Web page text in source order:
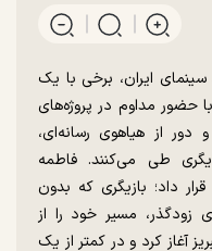
ایران، برخی با یک
مداوم در پروژه‌های
از هیاهوی رسانه‌ای،
طی می‌کنند. فاطمه
داد؛ بازیگری که بدون
زودگذر، مسیر خود را از
آغاز کرد و در کمتر از یک